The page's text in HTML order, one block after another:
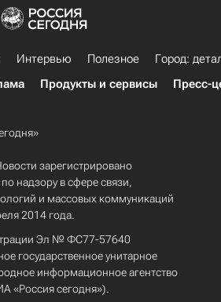
Интервью Полезное
Город:
Продукты и сервисы Пресс-
зарегистрировано
надзору в сфере связи,
и массовых коммуникаций
2014 года.
Эл № ФС77-57640
государственное унитарное
информационное агентство
«Россия сегодня»).